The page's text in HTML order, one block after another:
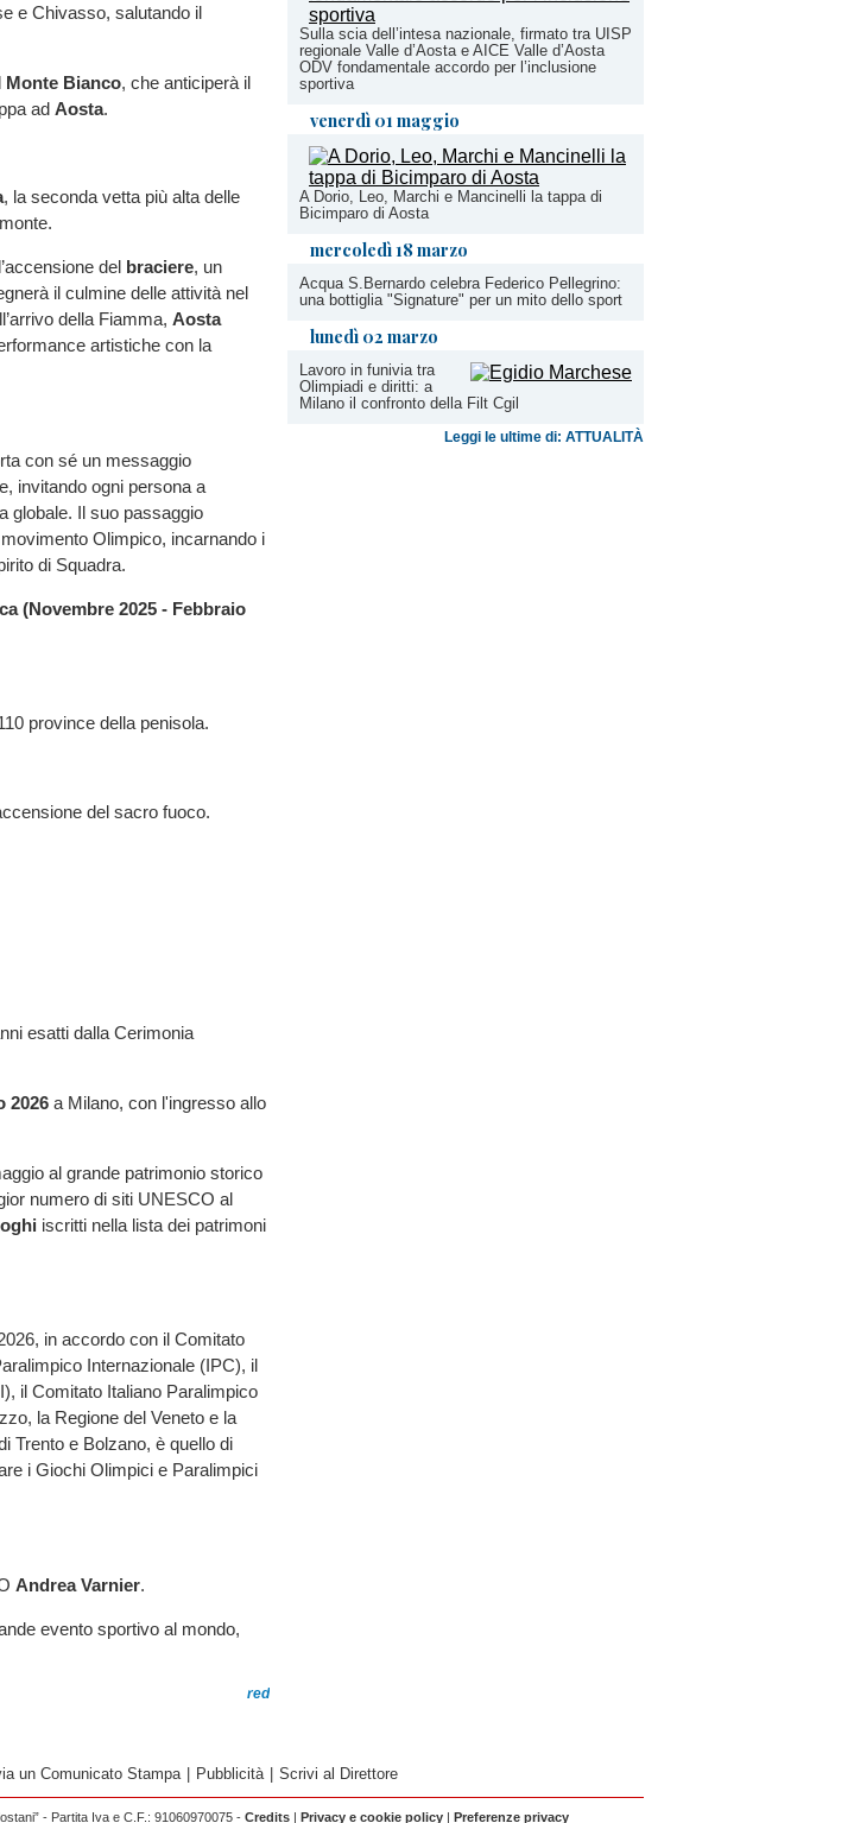
Sulla scia dell’intesa nazionale, firmato tra UISP
regionale Valle d’Aosta e AICE Valle d’Aosta
ODV fondamentale accordo per l’inclusione
sportiva
venerdì 01 maggio
A Dorio, Leo, Marchi e Mancinelli la tappa di
Bicimparo di Aosta
mercoledì 18 marzo
Acqua S.Bernardo celebra Federico Pellegrino:
una bottiglia "Signature" per un mito dello sport
lunedì 02 marzo
Lavoro in funivia tra
Olimpiadi e diritti: a
Milano il confronto della Filt Cgil
Leggi le ultime di: ATTUALITÀ
e Chivasso, salutando il
Monte Bianco, che anticiperà il
ad Aosta.
, la seconda vetta più alta delle
del braciere, un
il culmine delle attività nel
della Fiamma, Aosta
artistiche con la
con sé un messaggio
invitando ogni persona a
globale. Il suo passaggio
Olimpico, incarnando i
di Squadra.
(Novembre 2025 - Febbraio
province della penisola.
del sacro fuoco.
esatti dalla Cerimonia
2026 a Milano, con l'ingresso allo
al grande patrimonio storico
numero di siti UNESCO al
iscritti nella lista dei patrimoni
in accordo con il Comitato
Internazionale (IPC), il
il Comitato Italiano Paralimpico
la Regione del Veneto e la
Trento e Bolzano, è quello di
i Giochi Olimpici e Paralimpici
Andrea Varnier.
evento sportivo al mondo,
red
un Comunicato Stampa Pubblicità Scrivi al Direttore
- Partita Iva e C.F.: 91060970075 - Credits| Privacy e cookie policy| Preferenze privacy